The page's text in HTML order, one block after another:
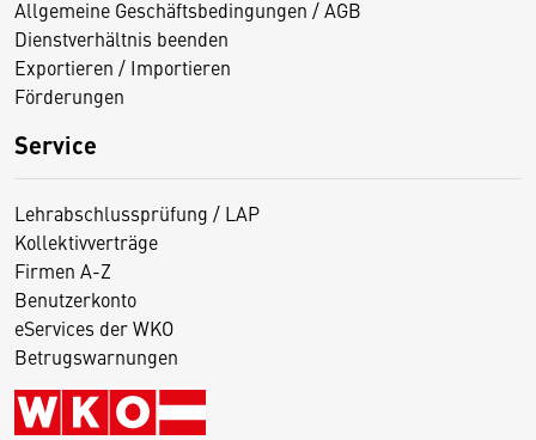
Allgemeine Geschäftsbedingungen / AGB
Dienstverhältnis beenden
Exportieren / Importieren
Förderungen
Service
Lehrabschlussprüfung / LAP
Kollektivverträge
Firmen A-Z
Benutzerkonto
eServices der WKO
Betrugswarnungen